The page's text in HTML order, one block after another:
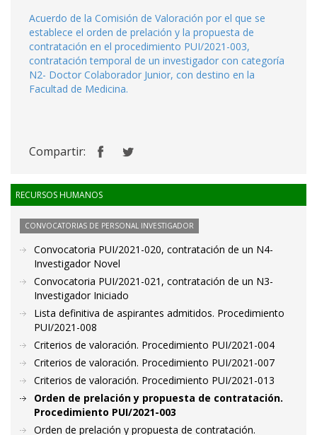
Acuerdo de la Comisión de Valoración por el que se
establece el orden de prelación y la propuesta de
contratación en el procedimiento PUI/2021-003,
contratación temporal de un investigador con categoría
N2- Doctor Colaborador Junior, con destino en la
Facultad de Medicina.
Compartir:
RECURSOS HUMANOS
CONVOCATORIAS DE PERSONAL INVESTIGADOR
Convocatoria PUI/2021-020, contratación de un N4-
Investigador Novel
Convocatoria PUI/2021-021, contratación de un N3-
Investigador Iniciado
Lista definitiva de aspirantes admitidos. Procedimiento
PUI/2021-008
Criterios de valoración. Procedimiento PUI/2021-004
Criterios de valoración. Procedimiento PUI/2021-007
Criterios de valoración. Procedimiento PUI/2021-013
Orden de prelación y propuesta de contratación.
Procedimiento PUI/2021-003
Orden de prelación y propuesta de contratación.